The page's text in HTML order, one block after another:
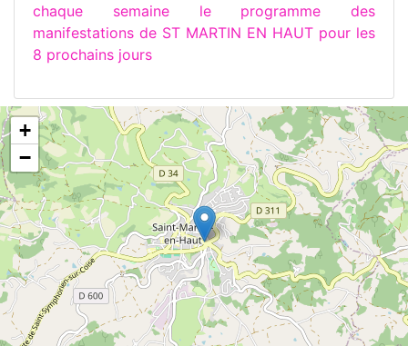
chaque semaine le programme des
manifestations de ST MARTIN EN HAUT pour les
8 prochains jours
+
−